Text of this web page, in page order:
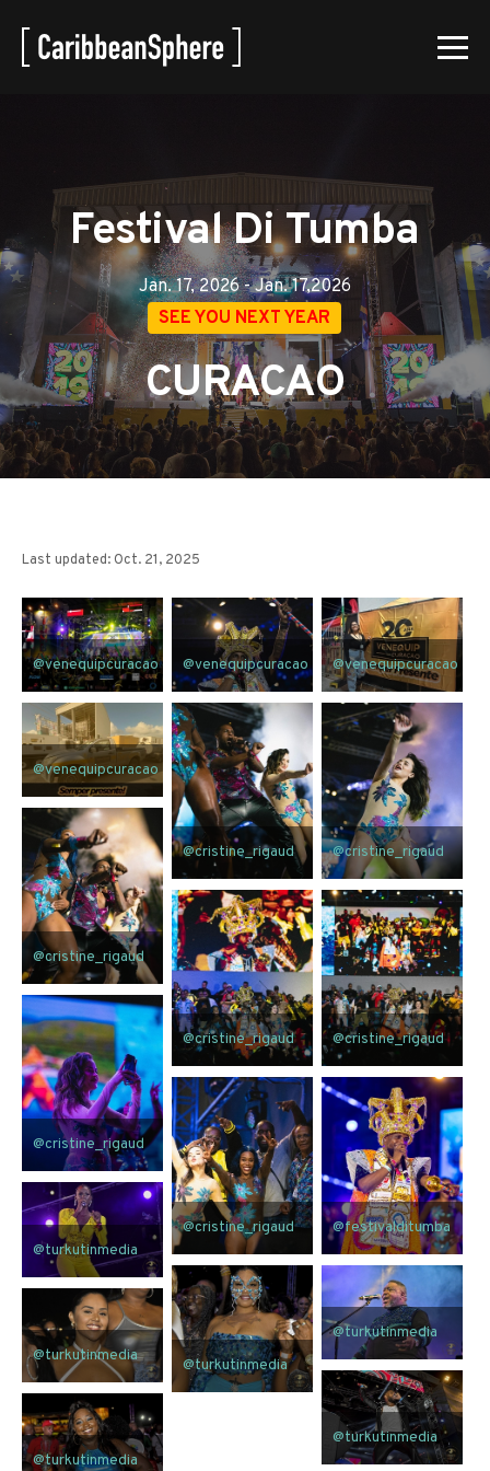
Festival Di Tumba
Jan. 17, 2026 - Jan. 17,2026
SEE YOU NEXT YEAR
CURACAO
Last updated: Oct. 21, 2025
@venequipcuracao @venequipcuracao @venequipcuracao
@venequipcuracao
@cristine_rigaud @cristine_rigaud
@cristine_rigaud
@cristine_rigaud @cristine_rigaud
@cristine_rigaud
@cristine_rigaud
@festivalditumba
@turkutinmedia
@turkutinmedia
@turkutinmedia
@turkutinmedia
@turkutinmedia
@turkutinmedia